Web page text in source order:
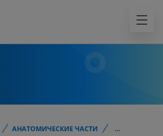
АНАТОМИЧЕСКИЕ ЧАСТИ
...